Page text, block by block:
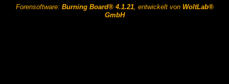
Forensoftware: Burning Board® 4.1.21, entwickelt von WoltLab®
GmbH